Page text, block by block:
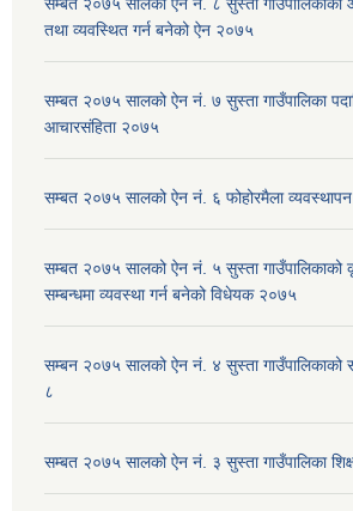
सम्बत २०७५ सालको ऐन नं. ८ सुस्ता गाउँपालिकाको
तथा व्यवस्थित गर्न बनेको ऐन २०७५
सम्बत २०७५ सालको ऐन नं. ७ सुस्ता गाउँपालिका
आचारसंहिता २०७५
सम्बत २०७५ सालको ऐन नं. ६ फोहोरमैला
सम्बत २०७५ सालको ऐन नं. ५ सुस्ता गाउँपालिकाको
सम्बन्धमा व्यवस्था गर्न बनेको विधेयक २०७५
सम्बन २०७५ सालको ऐन नं. ४ सुस्ता गाउँपालिकाको
८
सम्बत २०७५ सालको ऐन नं. ३ सुस्ता गाउँपालिका